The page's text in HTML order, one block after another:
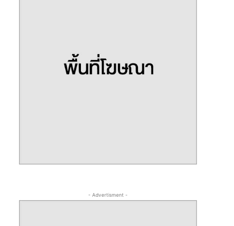
- Advertisment -